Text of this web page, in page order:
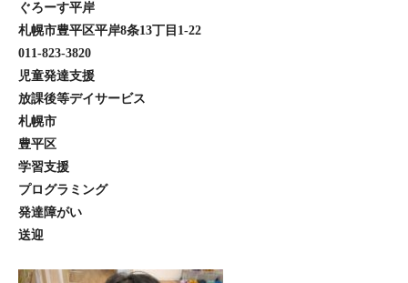
ぐろーす平岸
札幌市豊平区平岸8条13丁目1-22
011-823-3820
児童発達支援
放課後等デイサービス
札幌市
豊平区
学習支援
プログラミング
発達障がい
送迎